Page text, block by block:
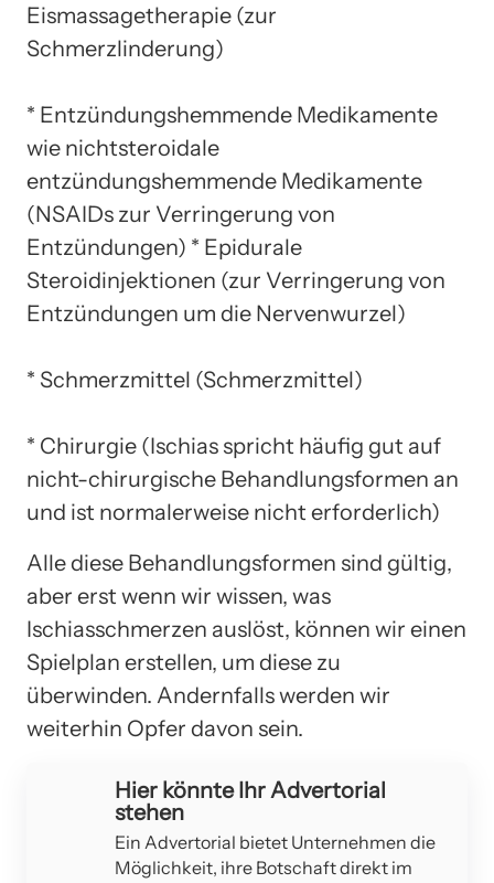
Eismassagetherapie (zur
Schmerzlinderung)
* Entzündungshemmende Medikamente
wie nichtsteroidale
entzündungshemmende Medikamente
(NSAIDs zur Verringerung von
Entzündungen) * Epidurale
Steroidinjektionen (zur Verringerung von
Entzündungen um die Nervenwurzel)
* Schmerzmittel (Schmerzmittel)
* Chirurgie (Ischias spricht häufig gut auf
nicht-chirurgische Behandlungsformen an
und ist normalerweise nicht erforderlich)
Alle diese Behandlungsformen sind gültig,
aber erst wenn wir wissen, was
Ischiasschmerzen auslöst, können wir einen
Spielplan erstellen, um diese zu
überwinden. Andernfalls werden wir
weiterhin Opfer davon sein.
Hier könnte Ihr Advertorial
stehen
Ein Advertorial bietet Unternehmen die
Möglichkeit, ihre Botschaft direkt im